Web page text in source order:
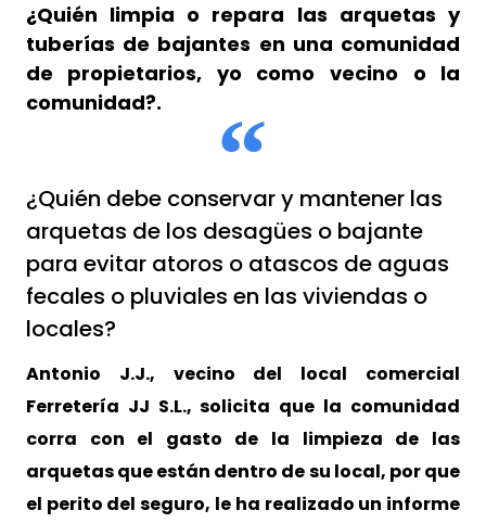
¿Quién limpia o repara las arquetas y
tuberías de bajantes en una comunidad
de propietarios, yo como vecino o la
comunidad?.
¿Quién debe conservar y mantener las
arquetas de los desagües o bajante
para evitar atoros o atascos de aguas
fecales o pluviales en las viviendas o
locales?
Antonio J.J., vecino del local comercial
Ferretería JJ S.L., solicita que la comunidad
corra con el gasto de la limpieza de las
arquetas que están dentro de su local, por que
el perito del seguro, le ha realizado un informe